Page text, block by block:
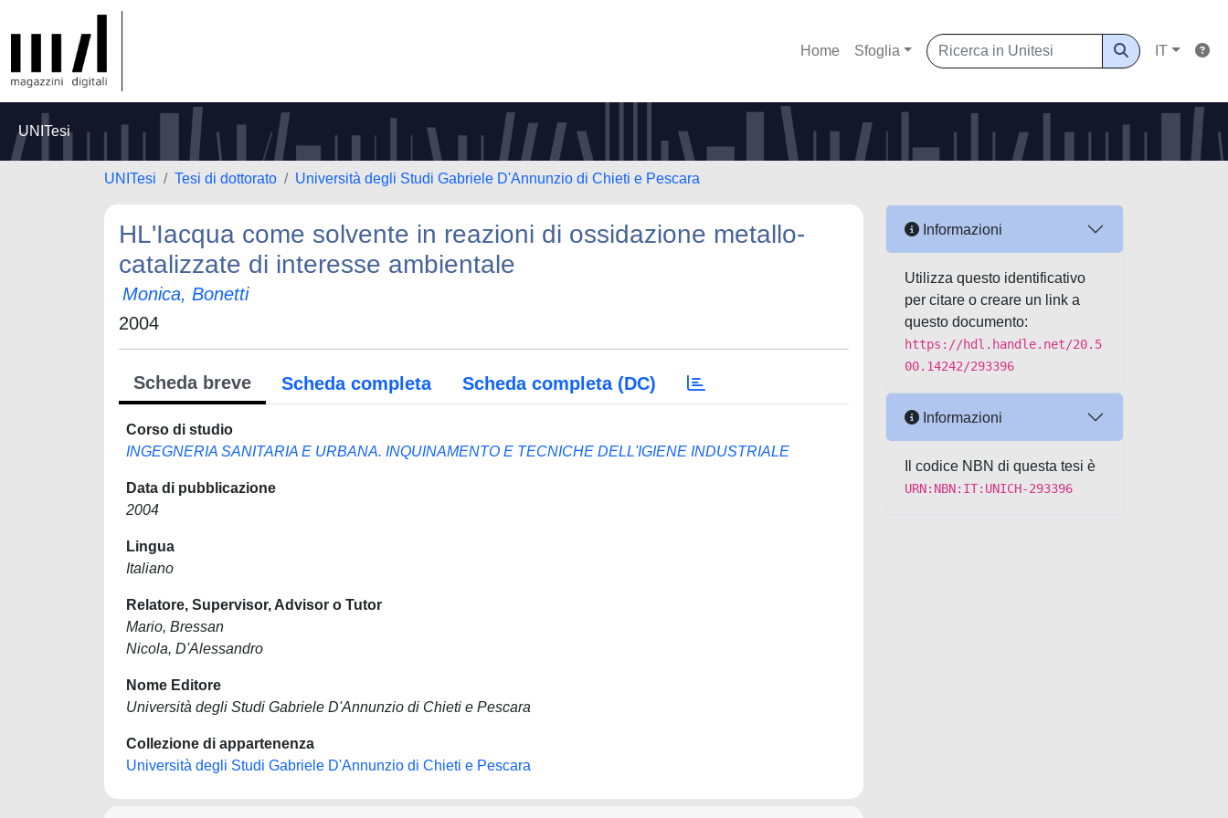
Home Sfoglia IT
UNITesi
UNITesi Tesi di dottorato Università degli Studi Gabriele D'Annunzio di Chieti e Pescara
HL'Iacqua come solvente in reazioni di ossidazione metallo-
catalizzate di interesse ambientale
Monica, Bonetti
2004
Scheda breve Scheda completa Scheda completa (DC)
Corso di studio
INGEGNERIA SANITARIA E URBANA. INQUINAMENTO E TECNICHE DELL'IGIENE INDUSTRIALE
Data di pubblicazione
2004
Lingua
Italiano
Relatore, Supervisor, Advisor o Tutor
Mario, Bressan
Nicola, D'Alessandro
Nome Editore
Università degli Studi Gabriele D'Annunzio di Chieti e Pescara
Collezione di appartenenza
Università degli Studi Gabriele D'Annunzio di Chieti e Pescara
Informazioni
Utilizza questo identificativo
per citare o creare un link a
questo documento:
https://hdl.handle.net/20.5
00.14242/293396
Informazioni
Il codice NBN di questa tesi è
URN:NBN:IT:UNICH-293396